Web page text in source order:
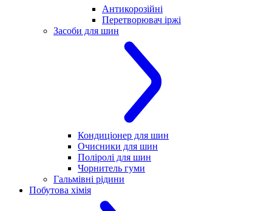
Антикорозійні
Перетворювач іржі
Засоби для шин
Кондиціонер для шин
Очисники для шин
Поліролі для шин
Чорнитель гуми
Гальмівні рідини
Побутова хімія